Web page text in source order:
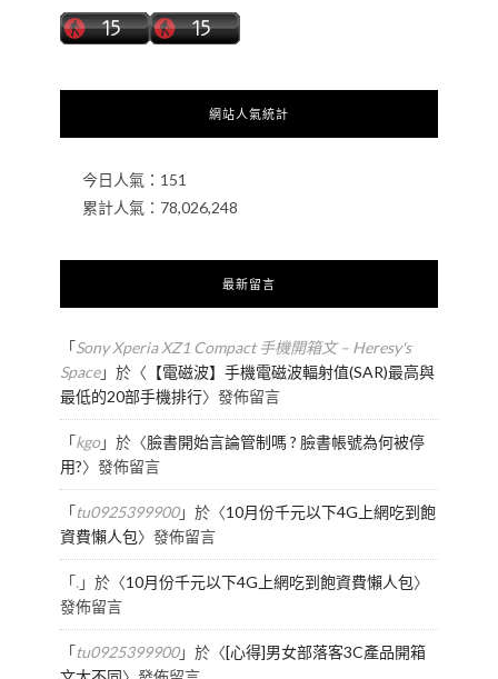
網站人氣統計
今日人氣： 151
累計人氣： 78,026,248
最新留言
「Sony Xperia XZ1 Compact 手機開箱文 – Heresy's
Space」於〈 【電磁波】手機電磁波輻射值(SAR)最高與
最低的20部手機排行〉發佈留言
「kgo」於〈臉書開始言論管制嗎 ? 臉書帳號為何被停
用?〉發佈留言
「tu0925399900」於〈10月份千元以下4G上網吃到飽
資費懶人包〉發佈留言
「.」於〈10月份千元以下4G上網吃到飽資費懶人包〉
發佈留言
「tu0925399900」於〈[心得]男女部落客3C產品開箱